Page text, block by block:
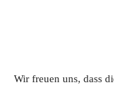
Wir freuen uns, dass